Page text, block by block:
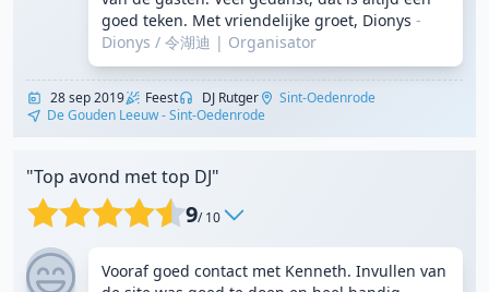
goed teken. Met vriendelijke groet, Dionys -
Dionys / 令湖迪 | Organisator
28 sep 2019 Feest DJ Rutger
Sint-Oedenrode
De Gouden Leeuw - Sint-Oedenrode
"Top avond met top DJ"
9/ 10
Vooraf goed contact met Kenneth. Invullen van